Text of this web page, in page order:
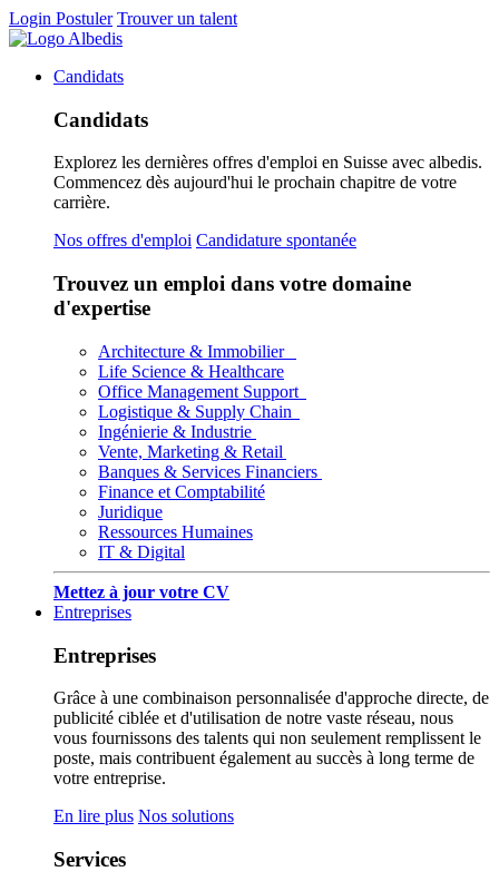
Login Postuler Trouver un talent
Candidats
Candidats
Explorez les dernières offres d'emploi en Suisse avec albedis.
Commencez dès aujourd'hui le prochain chapitre de votre
carrière.
Nos offres d'emploi Candidature spontanée
Trouvez un emploi dans votre domaine
d'expertise
Architecture & Immobilier
Life Science & Healthcare
Office Management Support
Logistique & Supply Chain
Ingénierie & Industrie
Vente, Marketing & Retail
Banques & Services Financiers
Finance et Comptabilité
Juridique
Ressources Humaines
IT & Digital
Mettez à jour votre CV
Entreprises
Entreprises
Grâce à une combinaison personnalisée d'approche directe, de
publicité ciblée et d'utilisation de notre vaste réseau, nous
vous fournissons des talents qui non seulement remplissent le
poste, mais contribuent également au succès à long terme de
votre entreprise.
En lire plus Nos solutions
Services